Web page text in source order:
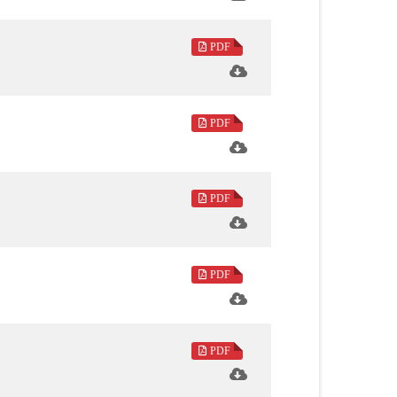
理契機的教育方法。
學、音樂、歷史、信仰等不同角度，提
的天下文化創辦人高希均先生，理性剖
自在。享有「中國成就最高的在生探險
護中國古代建築和文化遺產的梁思成。
、照古鑑今、人物專訪、人間情味、童
PDF
PDF
PDF
PDF
PDF